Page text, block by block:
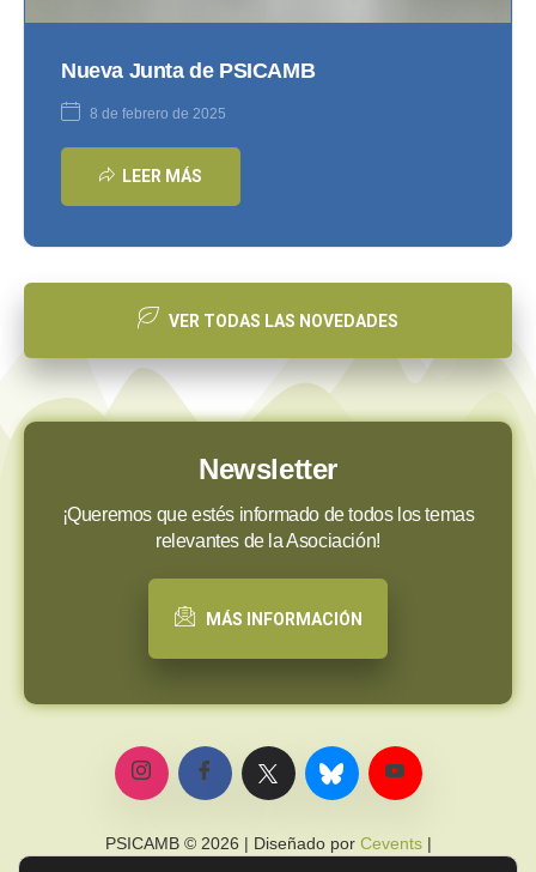
Nueva Junta de PSICAMB
8 de febrero de 2025
LEER MÁS
VER TODAS LAS NOVEDADES
Newsletter
¡Queremos que estés informado de todos los temas
relevantes de la Asociación!
MÁS INFORMACIÓN
PSICAMB © 2026 | Diseñado por Cevents|